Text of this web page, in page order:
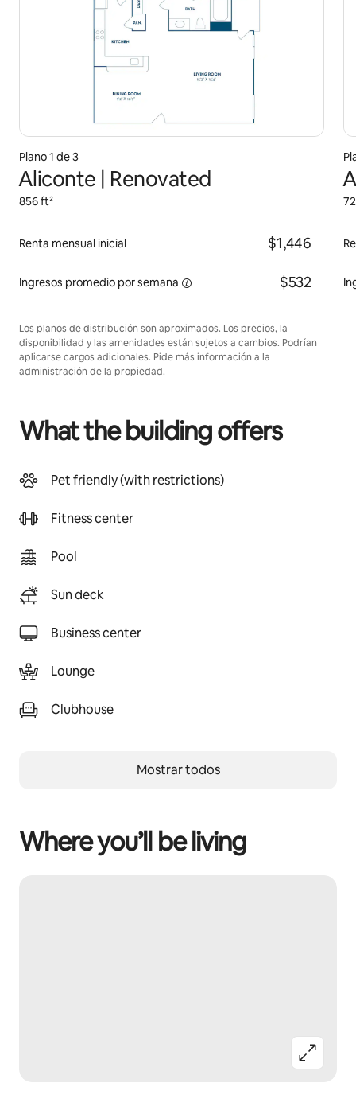
Plano 1 de 3
Aliconte | Renovated
856 ft²
Renta mensual inicial $1,446
Ingresos promedio porsemana $532
Los planos de distribución son aproximados. Los precios, la
disponibilidad y las amenidades están sujetos a cambios. Podrían
aplicarse cargos adicionales. Pide más información a la
administración de la propiedad.
What the building offers
Pet friendly (with restrictions)
Fitness center
Pool
Sun deck
Business center
Lounge
Clubhouse
Mostrar todos
Where you’ll be living